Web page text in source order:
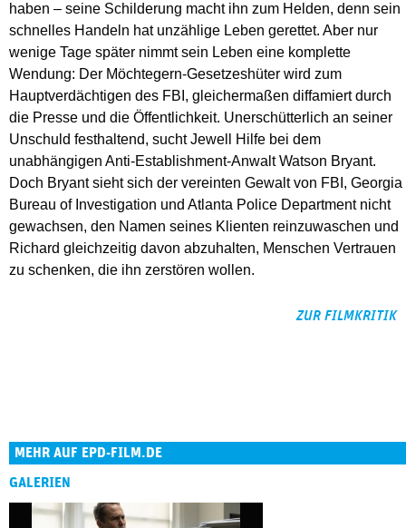
haben – seine Schilderung macht ihn zum Helden, denn sein
schnelles Handeln hat unzählige Leben gerettet. Aber nur
wenige Tage später nimmt sein Leben eine komplette
Wendung: Der Möchtegern-Gesetzeshüter wird zum
Hauptverdächtigen des FBI, gleichermaßen diffamiert durch
die Presse und die Öffentlichkeit. Unerschütterlich an seiner
Unschuld festhaltend, sucht Jewell Hilfe bei dem
unabhängigen Anti-Establishment-Anwalt Watson Bryant.
Doch Bryant sieht sich der vereinten Gewalt von FBI, Georgia
Bureau of Investigation und Atlanta Police Department nicht
gewachsen, den Namen seines Klienten reinzuwaschen und
Richard gleichzeitig davon abzuhalten, Menschen Vertrauen
zu schenken, die ihn zerstören wollen.
ZUR FILMKRITIK
MEHR AUF EPD-FILM.DE
GALERIEN